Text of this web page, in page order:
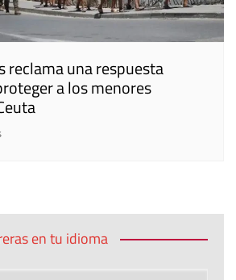
reclama una respuesta
a los menores
en tu idioma